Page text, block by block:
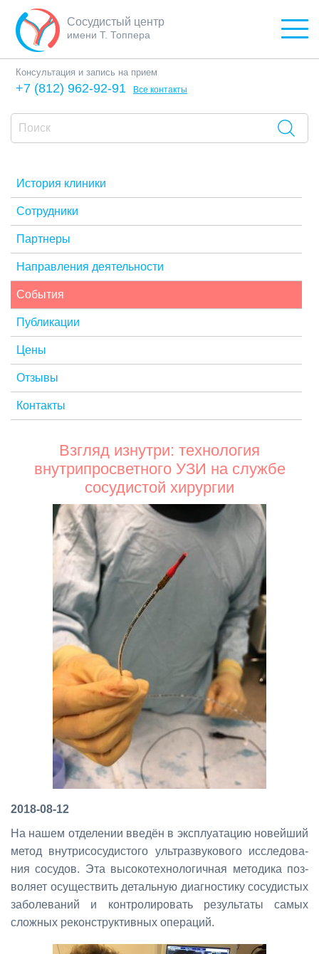
Сосудистый центр
имени Т. Топпера
Консультация и запись на прием
+7 (812) 962-92-91 Все контакты
История клиники
Сотрудники
Партнеры
Направления деятельности
События
Публикации
Цены
Отзывы
Контакты
Взгляд изнутри: технология
внутрипросветного УЗИ на службе
сосудистой хирургии
2018-08-12
На на­шем от­де­ле­нии вве­дён в экс­плу­а­та­цию но­вей­ший
ме­тод внут­ри­со­су­ди­сто­го уль­тра­зву­ко­во­го ис­сле­до­ва­
ния со­су­дов. Эта вы­со­ко­тех­но­ло­гич­ная ме­то­ди­ка поз­
во­ля­ет осу­ще­ствить де­таль­ную ди­а­гно­сти­ку со­су­ди­стых
за­бо­ле­ва­ний и кон­тро­ли­ро­вать ре­зуль­та­ты са­мых
слож­ных ре­кон­струк­тив­ных опе­ра­ций.